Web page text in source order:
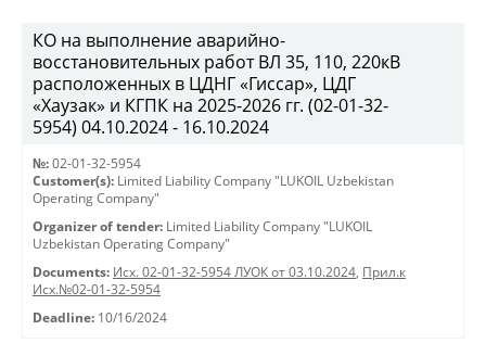
КО на выполнение аварийно-
восстановительных работ ВЛ 35, 110, 220кВ
расположенных в ЦДНГ «Гиссар», ЦДГ
«Хаузак» и КГПК на 2025-2026 гг. (02-01-32-
5954) 04.10.2024 - 16.10.2024
№: 02-01-32-5954
Customer(s): Limited Liability Company "LUKOIL Uzbekistan
Operating Company"
Organizer of tender: Limited Liability Company "LUKOIL
Uzbekistan Operating Company"
Documents: Исх. 02-01-32-5954 ЛУОК от 03.10.2024, Прил.к
Исх.№02-01-32-5954
Deadline: 10/16/2024